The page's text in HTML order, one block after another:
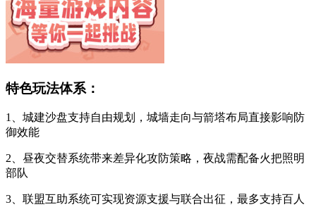
特色玩法体系：
1、城建沙盘支持自由规划，城墙走向与箭塔布局直接影响防
御效能
2、昼夜交替系统带来差异化攻防策略，夜战需配备火把照明
部队
3、联盟互助系统可实现资源支援与联合出征，最多支持百人